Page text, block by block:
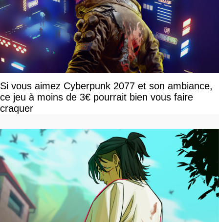
Si vous aimez Cyberpunk 2077 et son ambiance,
ce jeu à moins de 3€ pourrait bien vous faire
craquer